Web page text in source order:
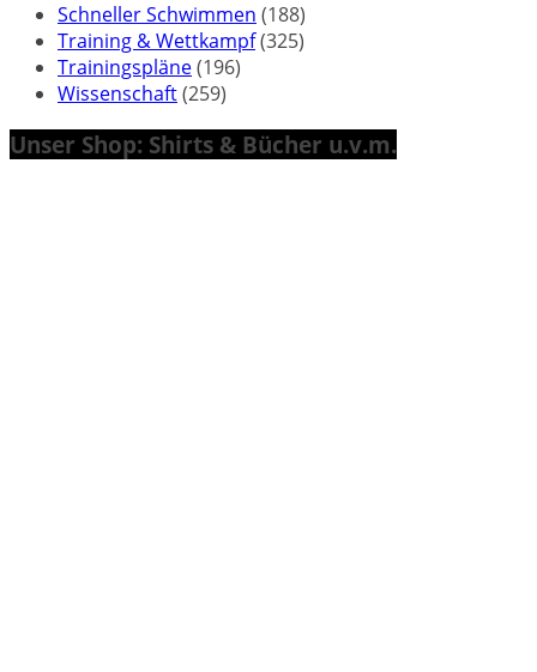
Schneller Schwimmen (188)
Training & Wettkampf(325)
Trainingspläne(196)
Wissenschaft(259)
Unser Shop: Shirts & Bücher u.v.m.